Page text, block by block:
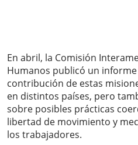
En abril, la Comisión
Humanos publicó un
contribución de estas
en distintos países, pero
sobre posibles prácticas
libertad de movimiento y
los trabajadores.